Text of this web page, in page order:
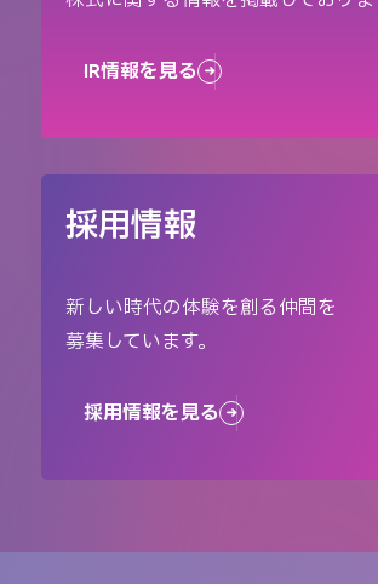
IR情報を見る
採用情報
新しい時代の体験を創る仲間を
募集しています。
採用情報を見る